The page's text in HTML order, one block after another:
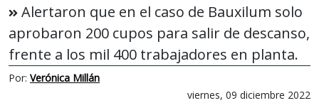
Alertaron que en el caso de Bauxilum solo
aprobaron 200 cupos para salir de descanso,
frente a los mil 400 trabajadores en planta.
Por: Verónica Millán
viernes, 09 diciembre 2022